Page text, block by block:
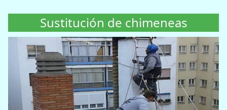
Sustitución de chimeneas